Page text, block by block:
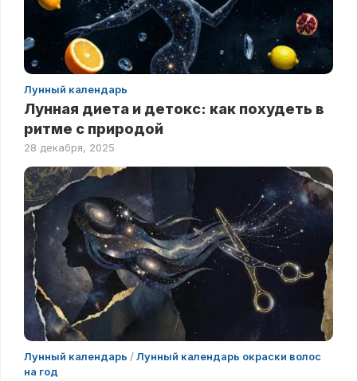
Лунный календарь
Лунная диета и детокс: как похудеть в
ритме с природой
28 декабря, 2025
Лунный календарь /Лунный календарь окраски волос
на год